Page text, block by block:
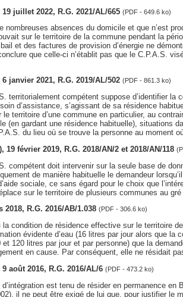
juillet 2022, R.G. 2021/AL/665 (PDF - 649.6 ko)
nombreuses absences du domicile et que n’est
sur le territoire de la commune pendant la
et des factures de provision d’énergie ne
que celle-ci n’établit pas que le C.P.A.S.
janvier 2021, R.G. 2019/AL/502 (PDF - 861.3 ko)
territorialement compétent suppose d’identifier la
d’assistance, s’agissant de sa résidence
territoire d’une commune en particulier, au
(en gardant une résidence habituelle), situations
du lieu où se trouve la personne au moment
19 février 2019, R.G. 2018/AN/2 et 2018/AN/118
compétent doit intervenir sur la seule base de
de manière habituelle le demandeur
sociale, ce sans égard pour le choix que
sur le territoire de plusieurs communes au gré
R.G. 2016/AB/1.038 (PDF - 306.6 ko)
la condition de résidence effective sur le territoire
évidente d’eau (16 litres par jour alors que la
120 litres par jour et par personne) que la
en cause. Par conséquent, elle ne résidait
août 2016, R.G. 2016/AL/6 (PDF - 473.2 ko)
est tenu de résider en permanence en
il ne peut être exigé de lui que, pour justifier le